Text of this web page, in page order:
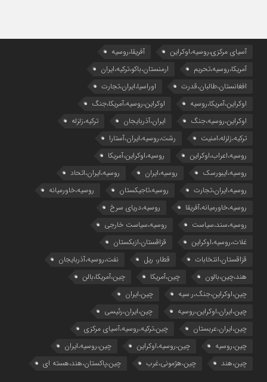
آسیای مرکزی،روسیه،اوکراین
آفریقا،روسیه
آمریکا،روسیه،تحریم
ارمنستان،باکو،ترکیه،ایران
افغانستان،طالبان،قدرت
اوراسیا،ایران،تجارت
اوکراین،آمریکا،روسیه
اوکراین،روسیه،آمریکا،جنگ
اوکراین،روسیه،جنگ
ایران،آذربایجان
ترکیه،زلزله
ترکیه،زلزله،امنیت
رشت،روسیه،ایران،آستارا
روسیه،اعراب،اوکراین
روسیه،اوکراین،آمریکا
روسیه،ایبورسک
روسیه،ایران
روسیه،ایران،اتحاد
روسیه،ایران،تجارت
روسیه،تاجیکستان
روسیه،خاورمیانه
روسیه،خاورمیانه،آفریقا
روسیه،دریای سرخ
روسیه،سند،سیاست
روسیه،سیاست خارجی
غلات،روسیه،اوکراین
قزاقستان،ازبکستان
قزاقستان،انتخابات
قطار، ریل
نفت،روسیه،آذربایجان
هند،چین،بالون
چین،آمریکا
چین،آمریکا،بالن
چین،اوکراین،جنگ،ر.سیه
چین،ایران
چین،ایران،اوکراین،روسیه
چین،ایران،رئیسی
چین،ایران،عربستان
چین،ترکیه،روسیه،آسیای مرکزی
چین،روسیه
چین،روسیه،اوکراین
چین،روسیه،ایران
چین،هند
چین،هژمونی،غرب چین،پاکستان،هند،هسته ای